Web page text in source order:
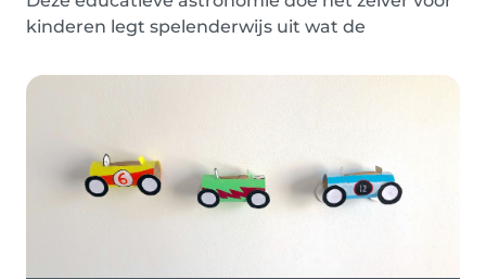
kinderen legt spelenderwijs uit wat de